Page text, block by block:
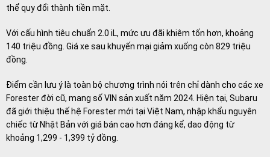
thể quy đổi thành tiền mặt.
Với cấu hình tiêu chuẩn 2.0 iL, mức ưu đãi khiêm tốn hơn, khoảng
140 triệu đồng. Giá xe sau khuyến mại giảm xuống còn 829 triệu
đồng.
Điểm cần lưu ý là toàn bộ chương trình nói trên chỉ dành cho các xe
Forester đời cũ, mang số VIN sản xuất năm 2024. Hiện tại, Subaru
đã giới thiệu thế hệ Forester mới tại Việt Nam, nhập khẩu nguyên
chiếc từ Nhật Bản với giá bán cao hơn đáng kể, dao động từ
khoảng 1,299 - 1,399 tỷ đồng.